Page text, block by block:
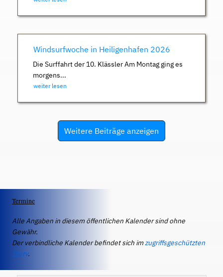
Windsurfwoche in Heiligenhafen 2026
Die Surffahrt der 10. Klässler Am Montag ging es
morgens...
weiter lesen
Weitere Beiträge anzeigen
Termine
Alle Angaben in diesem öffentlichen Kalender sind ohne
Gewähr.
Der verbindliche Kalender befindet sich imzugriffsgeschützten
IServ.